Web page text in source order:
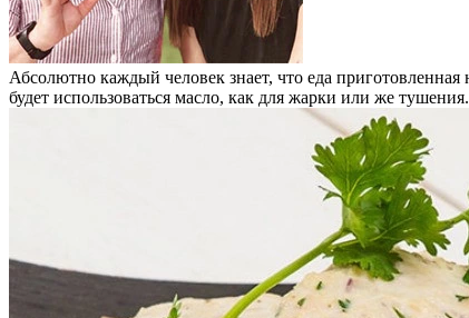
Абсолютно каждый человек знает, что еда
будет использоваться масло, как для жарки или же